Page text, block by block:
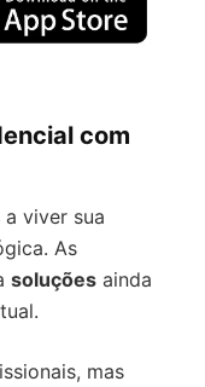
com
viver sua
As
soluções ainda
mas